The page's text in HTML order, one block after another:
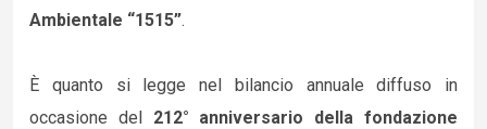
Ambientale “1515”.
È quanto si legge nel bilancio annuale diffuso in
occasione del 212° anniversario della fondazione